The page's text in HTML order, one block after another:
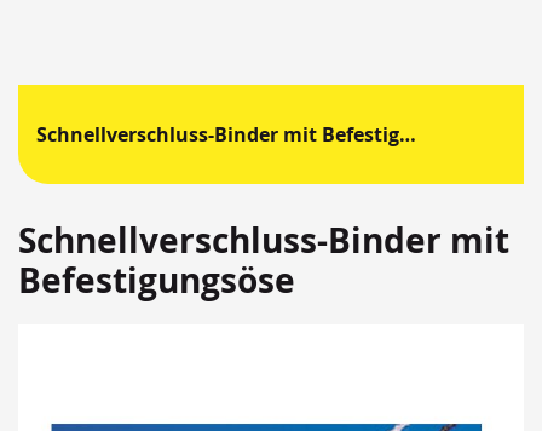
Schnellverschluss-Binder mit Befestigungsöse
Schnellverschluss-Binder mit
Befestigungsöse